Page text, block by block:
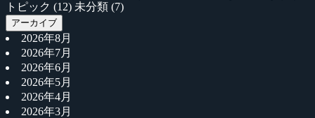
トピック (12) 未分類 (7)
アーカイブ
2026年8月
2026年7月
2026年6月
2026年5月
2026年4月
2026年3月